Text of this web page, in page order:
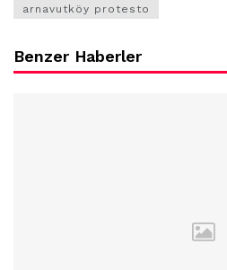
arnavutköy protesto
Benzer Haberler